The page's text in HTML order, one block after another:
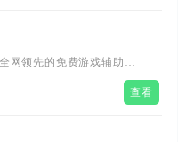
网领先的免费游戏辅助网,
卓软件,活动线报等,我爱辅
查看